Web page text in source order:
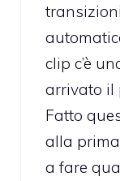
clip c’è
arrivato il
Fatto
alla
a fare